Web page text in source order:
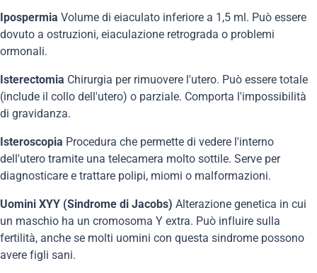
Ipospermia Volume di eiaculato inferiore a 1,5 ml. Può essere
dovuto a ostruzioni, eiaculazione retrograda o problemi
ormonali.
Isterectomia Chirurgia per rimuovere l'utero. Può essere totale
(include il collo dell'utero) o parziale. Comporta l'impossibilità
di gravidanza.
Isteroscopia Procedura che permette di vedere l'interno
dell'utero tramite una telecamera molto sottile. Serve per
diagnosticare e trattare polipi, miomi o malformazioni.
Uomini XYY (Sindrome di Jacobs) Alterazione genetica in cui
un maschio ha un cromosoma Y extra. Può influire sulla
fertilità, anche se molti uomini con questa sindrome possono
avere figli sani.